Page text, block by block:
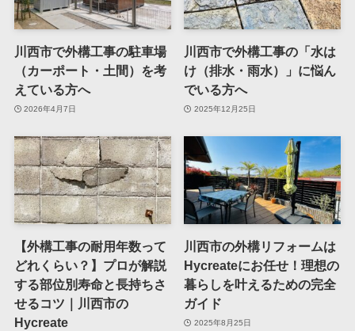
川西市で外構工事の駐車場
（カーポート・土間）を考
えている方へ
2026年4月7日
川西市で外構工事の「水は
け（排水・雨水）」に悩ん
でいる方へ
2025年12月25日
【外構工事の耐用年数って
どれくらい？】プロが解説
する部位別寿命と長持ちさ
せるコツ｜川西市の
Hycreate
川西市の外構リフォームは
Hycreateにお任せ！理想の
暮らしを叶えるための完全
ガイド
2025年8月25日